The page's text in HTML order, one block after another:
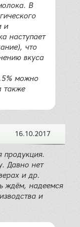
В
и
наступает
что
вкуса
можно
также
16.10.2017
продукция.
Давно нет
и др.
ждём, надеемся
и